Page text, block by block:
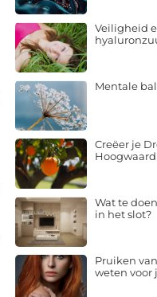
Veiligheid
Mentale
Creëer je
Wat te
in het slot?
Pruiken
weten voor